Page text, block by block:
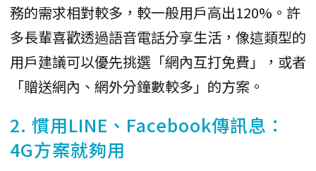
務的需求相對較多，較一般用戶高出120%。許
多長輩喜歡透過語音電話分享生活，像這類型的
用戶建議可以優先挑選「網內互打免費」，或者
「贈送網內、網外分鐘數較多」的方案。
2. 慣用LINE、Facebook傳訊息：
4G方案就夠用